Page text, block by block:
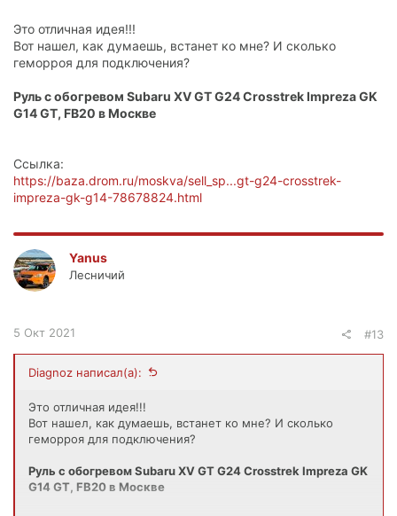
Это отличная идея!!!
Вот нашел, как думаешь, встанет ко мне? И сколько
геморроя для подключения?
Руль с обогревом Subaru XV GT G24 Crosstrek Impreza GK
G14 GT, FB20 в Москве
Ссылка:
https://baza.drom.ru/moskva/sell_sp...gt-g24-crosstrek-
impreza-gk-g14-78678824.html
Yanus
Лесничий
5 Окт 2021 #13
Diagnoz написал(а):
Это отличная идея!!!
Вот нашел, как думаешь, встанет ко мне? И сколько
геморроя для подключения?
Руль с обогревом Subaru XV GT G24 Crosstrek Impreza GK
G14 GT, FB20 в Москве